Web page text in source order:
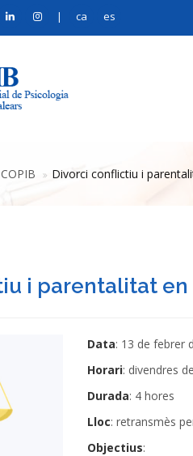
| ca es
Divorci conflictiu i
i parentalitat
Data: 13 de febrer
Horari: divendres
Durada: 4 hores
Lloc: retransmès
Objectius: